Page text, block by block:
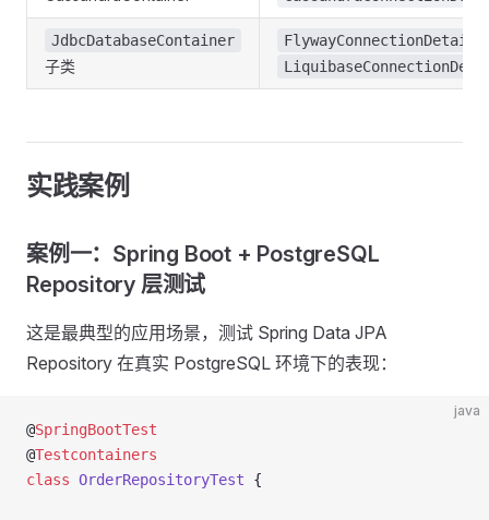
JdbcDatabaseContainer
子类
FlywayConnectionDetails
实践案例
案例一：Spring Boot + PostgreSQL
Repository 层测试
这是最典型的应用场景，测试 Spring Data JPA
Repository 在真实 PostgreSQL 环境下的表现：
java
@SpringBootTest
@Testcontainers
class OrderRepositoryTest {